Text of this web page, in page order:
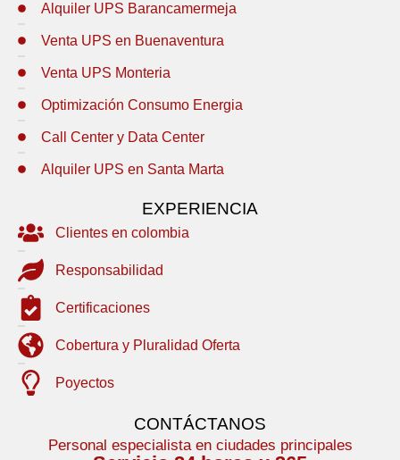
Alquiler UPS Barancamermeja
Venta UPS en Buenaventura
Venta UPS Monteria
Optimización Consumo Energia
Call Center y Data Center
Alquiler UPS en Santa Marta
EXPERIENCIA
Clientes en colombia
Responsabilidad
Certificaciones
Cobertura y Pluralidad Oferta
Poyectos
CONTÁCTANOS
Personal especialista en ciudades principales